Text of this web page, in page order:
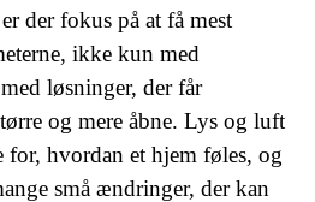
der fokus på at få mest
ikke kun med
løsninger, der får
og mere åbne. Lys og luft
hvordan et hjem føles, og
små ændringer, der kan